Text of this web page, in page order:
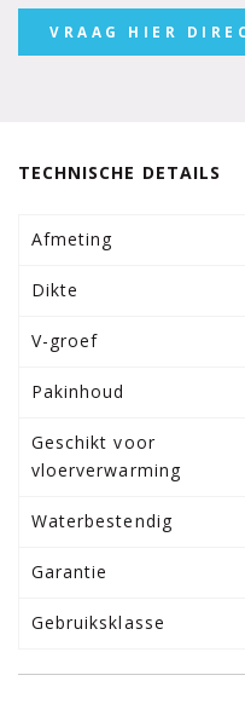
VRAAG HIER
TECHNISCHE DETAILS
Afmeting
Dikte
V-groef
Pakinhoud
Geschikt voor
vloerverwarming
Waterbestendig
Garantie
Gebruiksklasse